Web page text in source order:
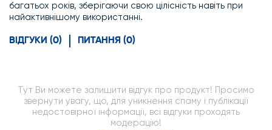
багатьох років, зберігаючи свою цілісність навіть при
найактивнішому використанні.
ВІДГУКИ (0) ПИТАННЯ (0)
Тут Ви можете залишити відгук про продукт! Просимо
звернути увагу, що, для уникнення спаму і публікації
недостовірної інформації, всі відгуки проходять
модерацію!